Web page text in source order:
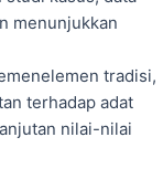
menunjukkan
tradisi,
terhadap adat
nilai-nilai